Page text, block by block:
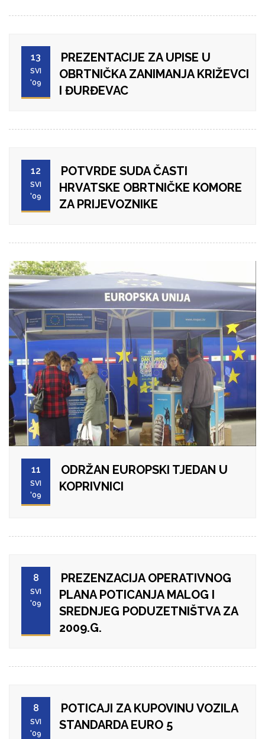
13
SVI
'09
PREZENTACIJE ZA UPISE U
OBRTNIČKA ZANIMANJA KRIŽEVCI
I ĐURĐEVAC
12
SVI
'09
POTVRDE SUDA ČASTI
HRVATSKE OBRTNIČKE KOMORE
ZA PRIJEVOZNIKE
11
SVI
'09
ODRŽAN EUROPSKI TJEDAN U
KOPRIVNICI
8
SVI
'09
PREZENZACIJA OPERATIVNOG
PLANA POTICANJA MALOG I
SREDNJEG PODUZETNIŠTVA ZA
2009.G.
8
SVI
'09
POTICAJI ZA KUPOVINU VOZILA
STANDARDA EURO 5